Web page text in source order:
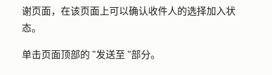
谢页面，在该页面上可以确认收件人的选择加入状
态。
单击页面顶部的 "发送至 "部分。